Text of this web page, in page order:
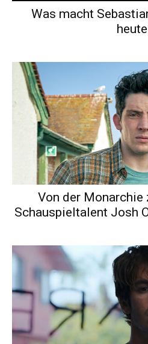
Was macht
Von der Monarchie
Schauspieltalent Josh